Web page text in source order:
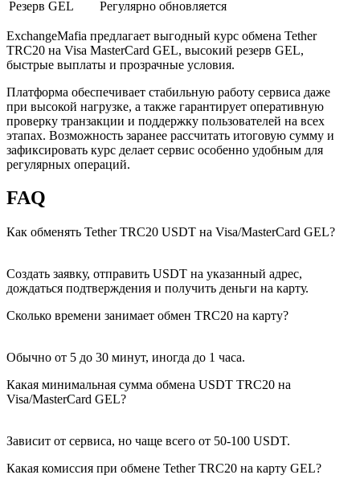
Резерв GEL
Регулярно обновляется
ExchangeMafia предлагает выгодный курс обмена Tether
TRC20 на Visa MasterCard GEL, высокий резерв GEL,
быстрые выплаты и прозрачные условия.
Платформа обеспечивает стабильную работу сервиса даже
при высокой нагрузке, а также гарантирует оперативную
проверку транзакции и поддержку пользователей на всех
этапах. Возможность заранее рассчитать итоговую сумму и
зафиксировать курс делает сервис особенно удобным для
регулярных операций.
FAQ
Как обменять Tether TRC20 USDT на Visa/MasterCard GEL?
Создать заявку, отправить USDT на указанный адрес,
дождаться подтверждения и получить деньги на карту.
Сколько времени занимает обмен TRC20 на карту?
Обычно от 5 до 30 минут, иногда до 1 часа.
Какая минимальная сумма обмена USDT TRC20 на
Visa/MasterCard GEL?
Зависит от сервиса, но чаще всего от 50-100 USDT.
Какая комиссия при обмене Tether TRC20 на карту GEL?